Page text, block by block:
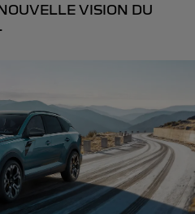
VISION DU